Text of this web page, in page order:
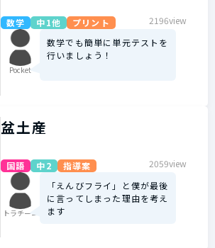
数学 中1他 プリント 2196view
Pocket
数学でも簡単に単元テストを
行いましょう！
盆土産
国語 中2 指導案 2059view
トラチーニ
「えんびフライ」と僕が最後
に言ってしまった理由を考え
ます